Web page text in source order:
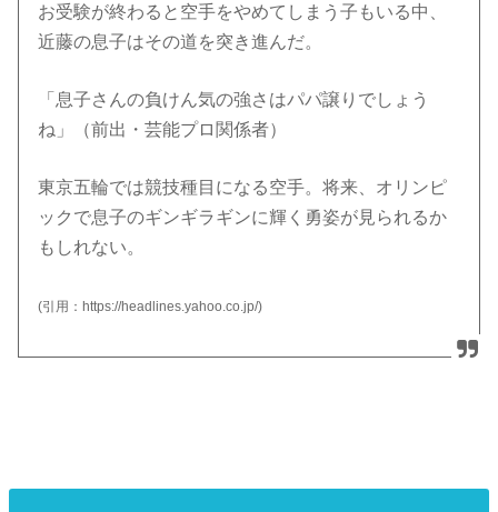
お受験が終わると空手をやめてしまう子もいる中、
近藤の息子はその道を突き進んだ。
「息子さんの負けん気の強さはパパ譲りでしょう
ね」（前出・芸能プロ関係者）
東京五輪では競技種目になる空手。将来、オリンピ
ックで息子のギンギラギンに輝く勇姿が見られるか
もしれない。
(引用：https://headlines.yahoo.co.jp/)